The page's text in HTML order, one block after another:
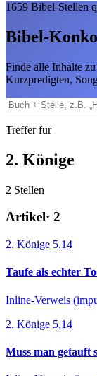
1659 Bibel-Stellen
Bibel-
Finde alle Inhalte
Kurzpredigten,
Treffer für
2. Könige
2 Stellen
Artikel· 2
2. Könige 5,14
Taufe als echter
Inline-Verweis
2. Könige 5,14
Muss man getauft